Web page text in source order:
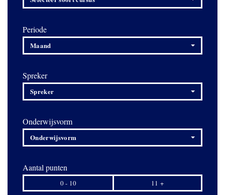
Periode
Maand
Spreker
Spreker
Onderwijsvorm
Onderwijsvorm
Aantal punten
0 - 10 11 +